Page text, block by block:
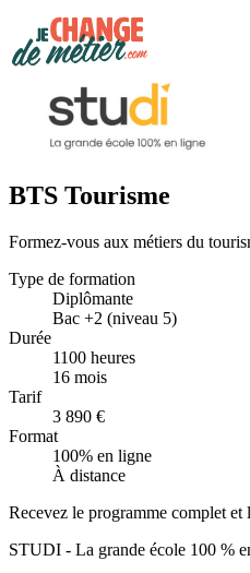
BTS Tourisme
Formez-vous aux métiers du
Type de formation
Diplômante
Bac +2 (niveau 5)
Durée
1100 heures
16 mois
Tarif
3 890 €
Format
100% en ligne
À distance
Recevez le programme complet et
STUDI - La grande école 100 %